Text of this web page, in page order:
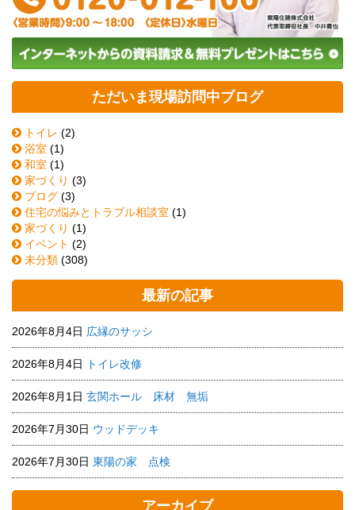
ただいま現場訪問中ブログ
トイレ (2)
浴室 (1)
和室 (1)
家づくり (3)
ブログ (3)
住宅の悩みとトラブル相談室 (1)
家づくり (1)
イベント (2)
未分類 (308)
最新の記事
2026年8月4日 広縁のサッシ
2026年8月4日 トイレ改修
2026年8月1日 玄関ホール 床材 無垢
2026年7月30日 ウッドデッキ
2026年7月30日 東陽の家 点検
アーカイブ